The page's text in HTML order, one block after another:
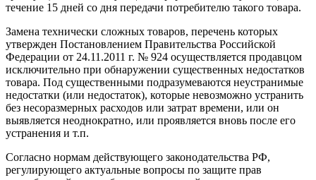
течение 15 дней со дня передачи потребителю такого товара.
Замена технически сложных товаров, перечень которых
утвержден Постановлением Правительства Российской
Федерации от 24.11.2011 г. № 924 осуществляется продавцом
исключительно при обнаружении существенных недостатков
товара. Под существенными подразумеваются неустранимые
недостатки (или недостаток), которые невозможно устранить
без несоразмерных расходов или затрат времени, или он
выявляется неоднократно, или проявляется вновь после его
устранения и т.п.
Согласно нормам действующего законодательства РФ,
регулирующего актуальные вопросы по защите прав